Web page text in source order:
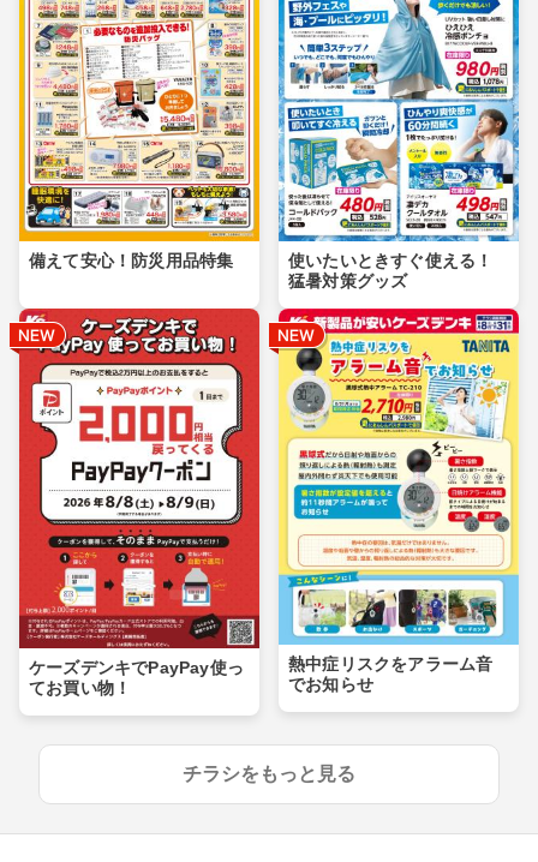
備えて安心！防災用品特集
使いたいときすぐ使える！
猛暑対策グッズ
ケーズデンキでPayPay使っ
てお買い物！
熱中症リスクをアラーム音
でお知らせ
チラシをもっと見る